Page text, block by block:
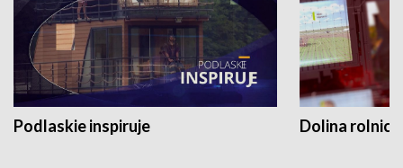
Podlaskie inspiruje Dolina